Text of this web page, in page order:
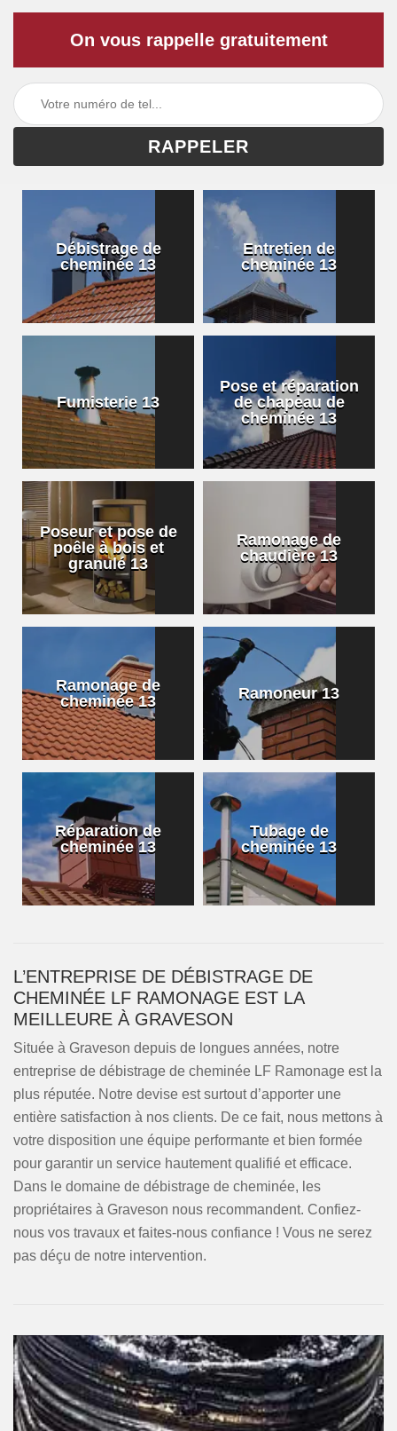
On vous rappelle gratuitement
Débistrage de
cheminée 13
Entretien de
cheminée 13
Fumisterie 13
Pose et réparation
de chapeau de
cheminée 13
Poseur et pose de
poêle à bois et
granulé 13
Ramonage de
chaudière 13
Ramonage de
cheminée 13
Ramoneur 13
Réparation de
cheminée 13
Tubage de
cheminée 13
L’ENTREPRISE DE DÉBISTRAGE DE
CHEMINÉE LF RAMONAGE EST LA
MEILLEURE À GRAVESON
Située à Graveson depuis de longues années, notre
entreprise de débistrage de cheminée LF Ramonage est la
plus réputée. Notre devise est surtout d’apporter une
entière satisfaction à nos clients. De ce fait, nous mettons à
votre disposition une équipe performante et bien formée
pour garantir un service hautement qualifié et efficace.
Dans le domaine de débistrage de cheminée, les
propriétaires à Graveson nous recommandent. Confiez-
nous vos travaux et faites-nous confiance ! Vous ne serez
pas déçu de notre intervention.